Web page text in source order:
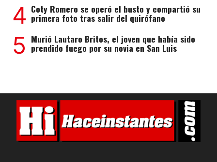
4 Coty Romero se operó el busto y compartió su
primera foto tras salir del quirófano
5 Murió Lautaro Britos, el joven que había sido
prendido fuego por su novia en San Luis